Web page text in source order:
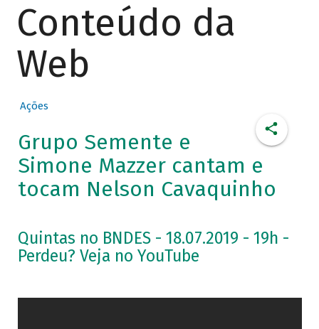
Conteúdo da
Web
Ações
Grupo Semente e
Simone Mazzer cantam e
tocam Nelson Cavaquinho
Quintas no BNDES - 18.07.2019 - 19h -
Perdeu? Veja no YouTube